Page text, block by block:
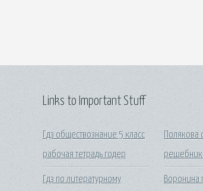
Links to Important Stuff
Гдз обществознание 5 класс
рабочая тетрадь годер
Гдз по литературному
Полякова
решебник
Воронина